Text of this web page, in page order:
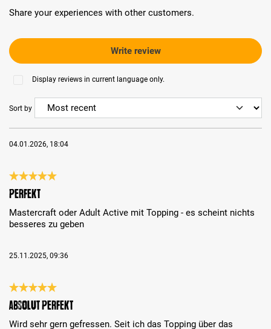
Share your experiences with other customers.
Write review
Display reviews in current language only.
Sort by
04.01.2026, 18:04
Review with rating of 5 out of 5 stars
perfekt
Mastercraft oder Adult Active mit Topping - es scheint nichts
besseres zu geben
25.11.2025, 09:36
Review with rating of 5 out of 5 stars
Absolut perfekt
Wird sehr gern gefressen. Seit ich das Topping über das